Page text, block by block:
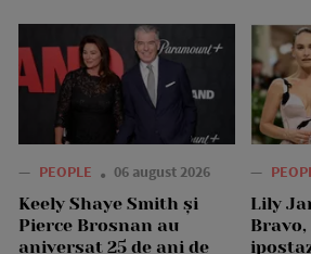
— PEOPLE 06 august 2026
Keely Shaye Smith și
Pierce Brosnan au
aniversat 25 de ani de
—
Lily